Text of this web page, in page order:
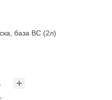
база BС (2л)